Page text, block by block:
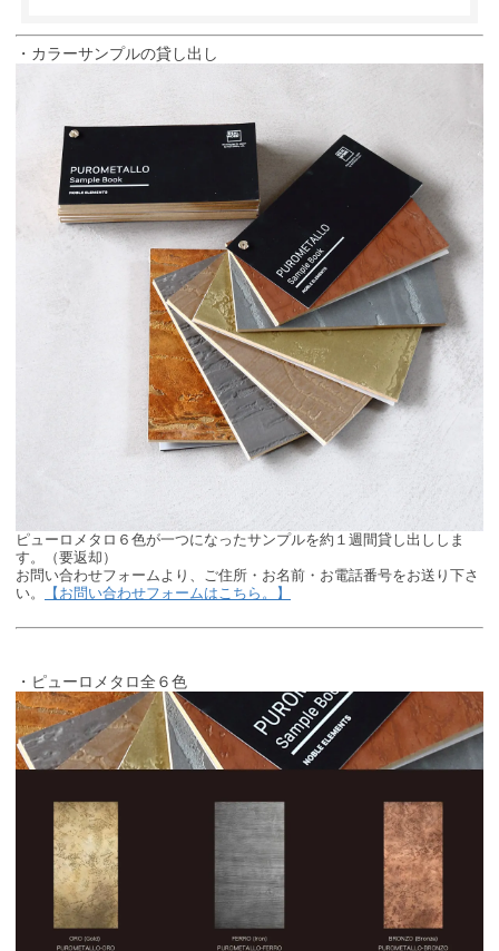
・カラーサンプルの貸し出し
ピューロメタロ６色が一つになったサンプルを約１週間貸し出ししま
す。（要返却）
お問い合わせフォームより、ご住所・お名前・お電話番号をお送り下さ
い。
【お問い合わせフォームはこちら。】
・ピューロメタロ全６色